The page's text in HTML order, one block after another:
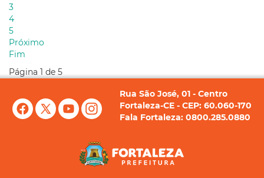
3
4
5
Próximo
Fim
Página 1 de 5
Rua São José, 01 - Centro
Fortaleza-CE - CEP: 60.060-170
Fala Fortaleza: 0800.285.0880